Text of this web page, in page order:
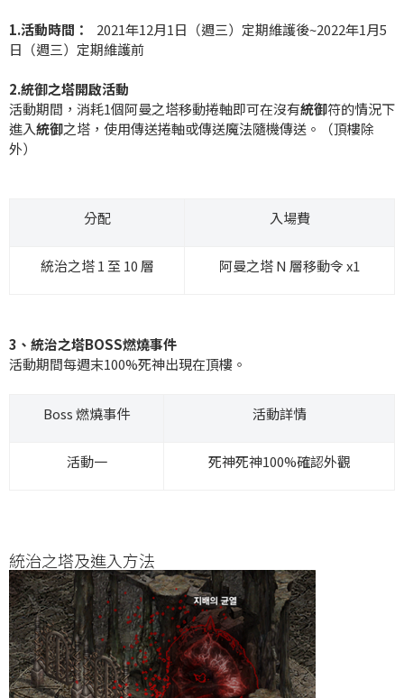
1.活動時間：
2021年12月1日（週三）定期維護後~2022年1月5
日（週三）定期維護前
2.統御之塔開啟活動
活動期間，消耗1個阿曼之塔移動捲軸即可在沒有統御符的情況下
進入統御之塔，使用傳送捲軸或傳送魔法隨機傳送。
（頂樓除
外）
分配 入場費
統治之塔 1 至 10 層 阿曼之塔 N 層移動令 x1
3、統治之塔BOSS燃燒事件
活動期間每週末100%死神出現在頂樓。
Boss 燃燒事件 活動詳情
活動一 死神死神100%確認外觀
統治之塔及進入方法